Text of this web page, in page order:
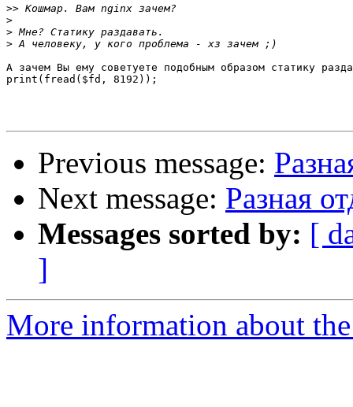
>>
>
>
>
А зачем Вы ему советуете подобным образом статику
print(fread($fd, 8192));
Previous message:
Next message: Разная
Messages sorted by: [
]
More information about